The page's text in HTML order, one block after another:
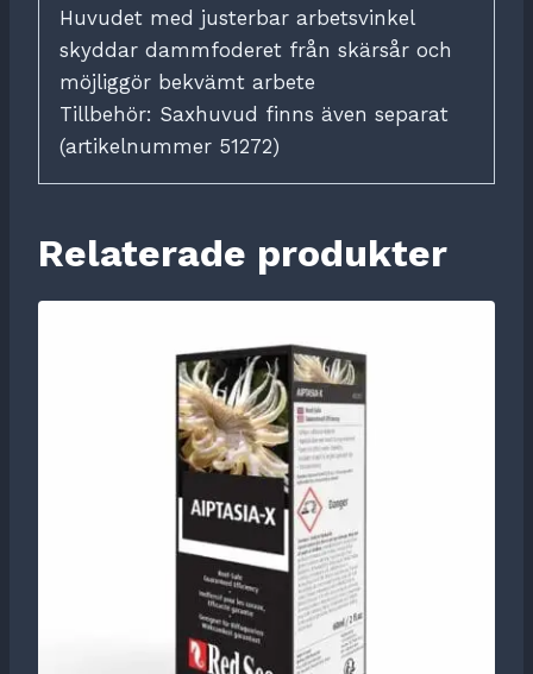
Huvudet med justerbar arbetsvinkel
skyddar dammfoderet från skärsår och
möjliggör bekvämt arbete
Tillbehör: Saxhuvud finns även separat
(artikelnummer 51272)
Relaterade produkter